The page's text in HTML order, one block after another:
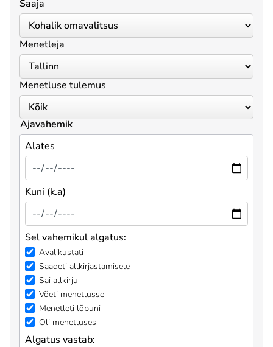
Saaja
Menetleja
Menetluse tulemus
Ajavahemik
Alates
Kuni (k.a)
Sel vahemikul algatus:
Avalikustati
Saadeti allkirjastamisele
Sai allkirju
Võeti menetlusse
Menetleti lõpuni
Oli menetluses
Algatus vastab: